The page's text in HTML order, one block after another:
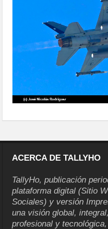
ACERCA DE TALLYHO
TallyHo, publicación
plataforma digital (Sitio
Sociales) y versión
una visión global,
profesional y